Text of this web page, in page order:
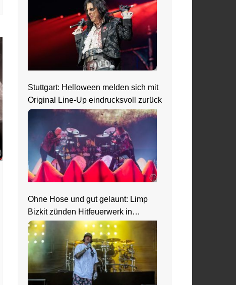
Stuttgart: Helloween melden sich mit
Original Line-Up eindrucksvoll zurück
Ohne Hose und gut gelaunt: Limp
Bizkit zünden Hitfeuerwerk in
Saarbrücken